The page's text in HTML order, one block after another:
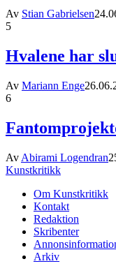
Av Stian Gabrielsen
5
Hvalene har
Av Mariann Enge
6
Av Abirami Logendran
Kunstkritikk
Om Kunstkritikk
Kontakt
Redaktion
Skribenter
Arkiv